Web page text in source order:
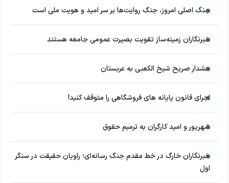
جنگ اصلی امروز، جنگ روایت‌ها بر سر امید و هویت ملی است
خبرنگاران زمینه‌ساز تقویت بصیرت عمومی جامعه هستند
هشدار صریح شیخ الکعبی به عربستان
اجرای قانون پایانه های فروشگاهی را متوقف کنید!
شهریور و امید کارگران به ترمیم حقوق
خبرنگاران خارگ در خط مقدم جنگ رسانه‌ای؛ راویان حقیقت در سنگر
اول